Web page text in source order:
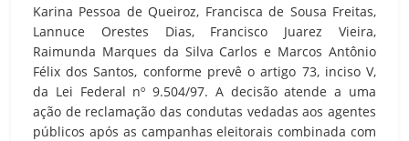
Karina Pessoa de Queiroz, Francisca de Sousa Freitas,
Lannuce Orestes Dias, Francisco Juarez Vieira,
Raimunda Marques da Silva Carlos e Marcos Antônio
Félix dos Santos, conforme prevê o artigo 73, inciso V,
da Lei Federal nº 9.504/97. A decisão atende a uma
ação de reclamação das condutas vedadas aos agentes
públicos após as campanhas eleitorais combinada com